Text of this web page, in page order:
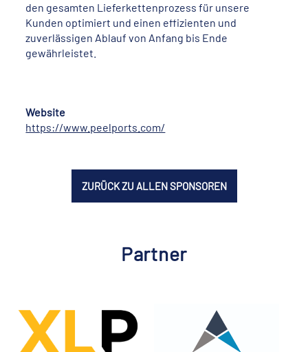
den gesamten Lieferkettenprozess für unsere
Kunden optimiert und einen effizienten und
zuverlässigen Ablauf von Anfang bis Ende
gewährleistet.
Website
https://www.peelports.com/
ZURÜCK ZU ALLEN SPONSOREN
Partner